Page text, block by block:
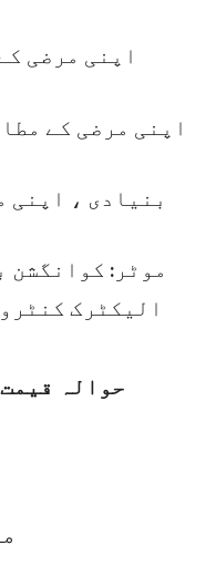
موٹر: کوانگشن
الیکٹرک
حوالہ